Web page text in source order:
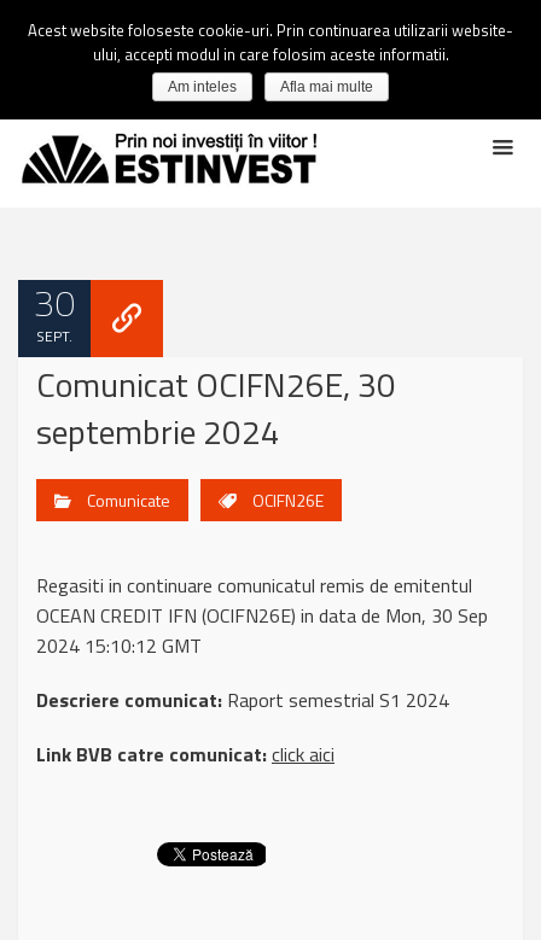
30
SEPT.
Comunicat OCIFN26E, 30
septembrie 2024
Comunicate OCIFN26E
Regasiti in continuare comunicatul remis de emitentul
OCEAN CREDIT IFN (OCIFN26E) in data de Mon, 30 Sep
2024 15:10:12 GMT
Descriere comunicat: Raport semestrial S1 2024
Link BVB catre comunicat:click aici
Acest website foloseste cookie-uri. Prin continuarea utilizarii website-
ului, accepti modul in care folosim aceste informatii.
Am inteles Afla mai multe